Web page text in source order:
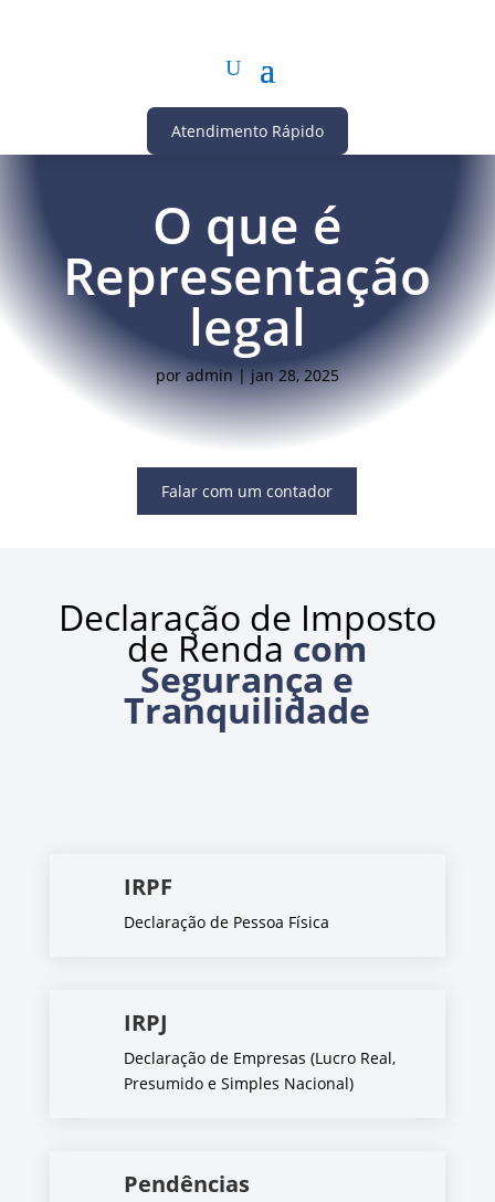
Atendimento Rápido
O que é
Representação
legal
poradmin|jan 28, 2025
Falar com um contador
Declaração de Imposto
de Renda com
Segurança e
Tranquilidade
IRPF
Declaração de Pessoa Física
IRPJ
Declaração de Empresas (Lucro Real,
Presumido e Simples Nacional)
Pendências